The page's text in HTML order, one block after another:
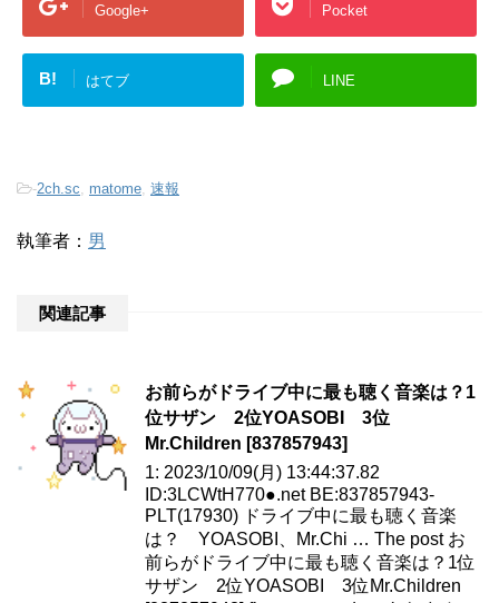
Google+ Pocket
B! はてブ LINE
-2ch.sc matome 速報
執筆者： 男
関連記事
お前らがドライブ中に最も聴く音楽は？1
位サザン 2位YOASOBI 3位
Mr.Children [837857943]
1: 2023/10/09(月) 13:44:37.82
ID:3LCWtH770●.net BE:837857943-
PLT(17930) ドライブ中に最も聴く音楽
は？ YOASOBI、Mr.Chi … The post お
前らがドライブ中に最も聴く音楽は？1位
サザン 2位YOASOBI 3位Mr.Children